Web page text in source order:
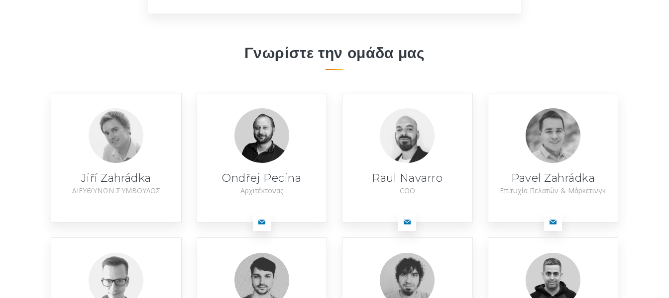
Γνωρίστε την ομάδα μας
Jiří Zahrádka
ΔΙΕΥΘΎΝΩΝ ΣΎΜΒΟΥΛΟΣ
Ondřej Pecina
Αρχιτέκτονας
Raül Navarro
COO
Pavel Zahrádka
Επιτυχία Πελατών & Μάρκετινγκ